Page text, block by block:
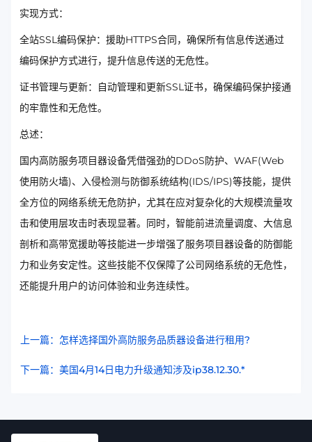
实现方式：
全站SSL编码保护：援助HTTPS合同，确保所有信息传送通过
编码保护方式进行，提升信息传送的无危性。
证书管理与更新：自动管理和更新SSL证书，确保编码保护接通
的牢靠性和无危性。
总述：
国内高防服务项目器设备凭借强劲的DDoS防护、WAF(Web
使用防火墙)、入侵检测与防御系统结构(IDS/IPS)等技能，提供
全方位的网络系统无危防护，尤其在应对复杂化的大规模流量攻
击和使用层攻击时表现显著。同时，智能前进流量调度、大信息
剖析和高带宽援助等技能进一步增强了服务项目器设备的防御能
力和业务安定性。这些技能不仅保障了公司网络系统的无危性，
还能提升用户的访问体验和业务连续性。
上一篇：怎样选择国外高防服务品质器设备进行租用?
下一篇：美国4月14日电力升级通知涉及ip38.12.30.*